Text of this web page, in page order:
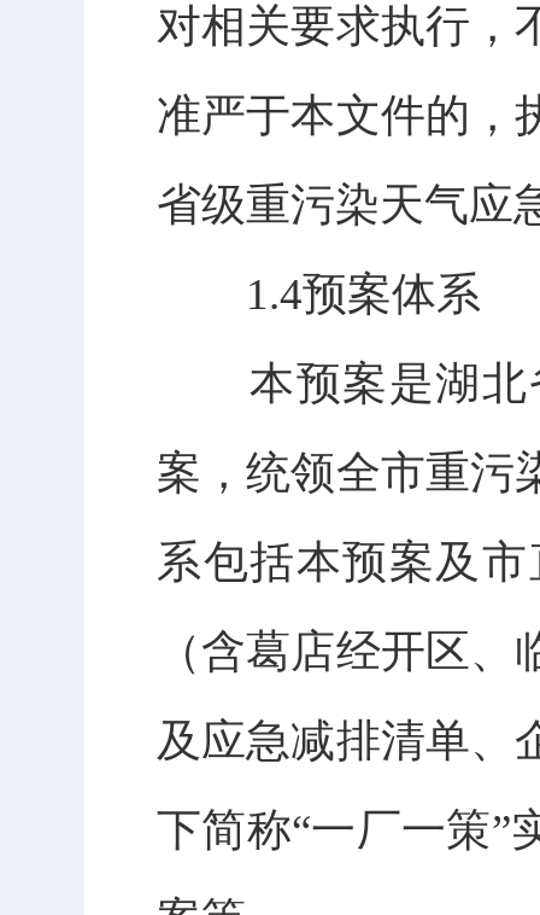
对相关要求执行，
准严于本文件的，
省级重污染天气应
1.4预案体系
本预案是湖北
案，统领全市重污
系包括本预案及
（含葛店经开区
及应急减排清单、
下简称“一厂一策”